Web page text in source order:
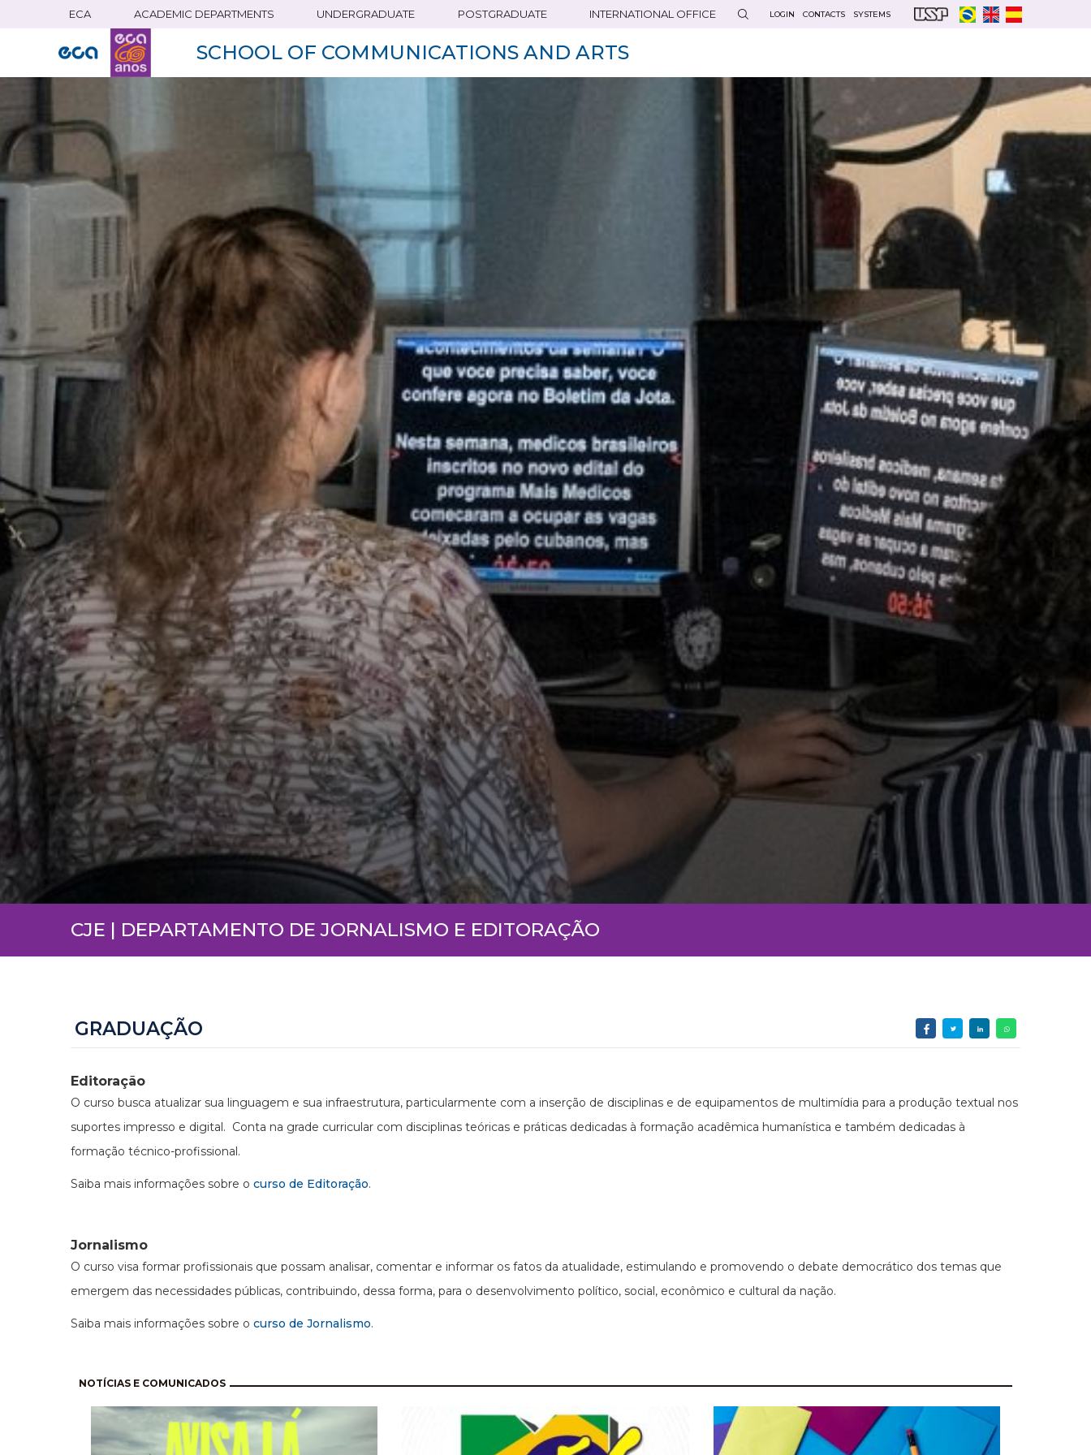
content
ECA ACADEMIC DEPARTMENTS UNDERGRADUATE POSTGRADUATE INTERNATIONAL OFFICE LOGIN CONTACTS SYSTEMS
SCHOOL OF COMMUNICATIONS AND ARTS
CJE | DEPARTAMENTO DE JORNALISMO E EDITORAÇÃO
GRADUAÇÃO
Editoração
O curso busca atualizar sua linguagem e sua infraestrutura, particularmente com a inserção de disciplinas e de equipamentos de multimídia para a produção textual nos
suportes impresso e digital. Conta na grade curricular com disciplinas teóricas e práticas dedicadas à formação acadêmica humanística e também dedicadas à
formação técnico-profissional.
Saiba mais informações sobre o curso de Editoração.
Jornalismo
O curso visa formar profissionais que possam analisar, comentar e informar os fatos da atualidade, estimulando e promovendo o debate democrático dos temas que
emergem das necessidades públicas, contribuindo, dessa forma, para o desenvolvimento político, social, econômico e cultural da nação.
Saiba mais informações sobre o curso de Jornalismo.
NOTÍCIAS E COMUNICADOS
Pagination